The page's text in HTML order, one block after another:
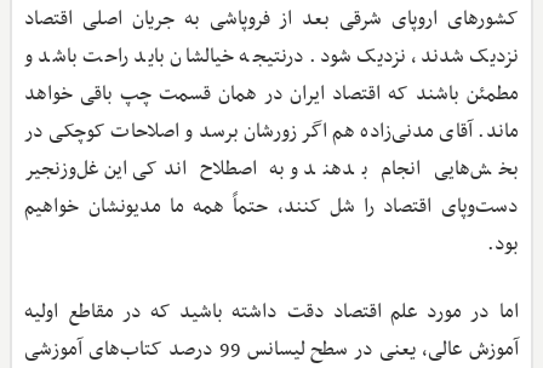
کشورهای اروپای شرقی بعد از فروپاشی به جریان اصلی اقتصاد
نزدیک شدند، نزدیک شود. درنتیجه خیالشان باید راحت باشد و
مطمئن باشند که اقتصاد ایران در همان قسمت چپ باقی خواهد
ماند. آقای مدنی‌زاده هم اگر زورشان برسد و اصلاحات کوچکی در
بخش‌هایی انجام بدهند و به اصطلاح اندکی این غل‌وزنجیر
دست‌وپای اقتصاد را شل کنند، حتماً همه ما مدیونشان خواهیم
بود.
اما در مورد علم اقتصاد دقت داشته باشید که در مقاطع اولیه
آموزش عالی، یعنی در سطح لیسانس 99 درصد کتاب‌های آموزشی